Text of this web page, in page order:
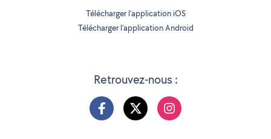
Retrouvez-nous :
Télécharger l’application iOS
Télécharger l’application Android